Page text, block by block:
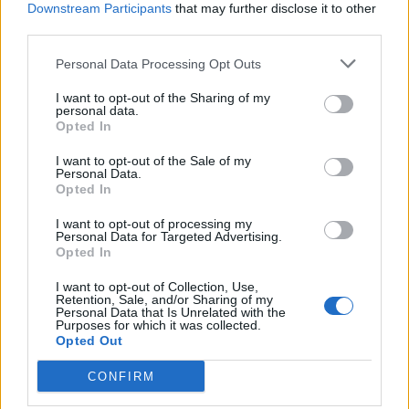
Downstream Participants that may further disclose it to other
Personal Data Processing Opt Outs
I want to opt-out of the Sharing of my
personal data.
Opted In
I want to opt-out of the Sale of my
Personal Data.
Opted In
I want to opt-out of processing my
Personal Data for Targeted Advertising.
Opted In
I want to opt-out of Collection, Use,
Retention, Sale, and/or Sharing of my
Personal Data that Is Unrelated with the
Purposes for which it was collected.
Opted Out
CONFIRM
— Hans Twigt (@twigthans)June 20, 2026
Belgische of Engelse zender te wisselen.
Ajax Feyenoord
Ajax richt pijlen op Marokkaanse WK-sensatie
Azzedine Ounahi
Steven Berghuis zorgt voor ophef na harde
tackle in oefenduel van Ajax
Dit houdt de transfer van Marc-André ter Stegen
naar Ajax nog tegen
De terugkeer van Daley Blind past in een groter
plan van Ajax